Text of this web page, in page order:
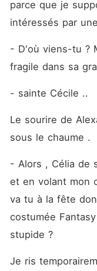
parce que je
intéressés par
- D'où viens-tu ?
fragile dans sa
- sainte Cécile ..
Le sourire de
sous le chaume .
- Alors , Célia de
et en volant mon
va tu à la fête
costumée
stupide ?
Je ris